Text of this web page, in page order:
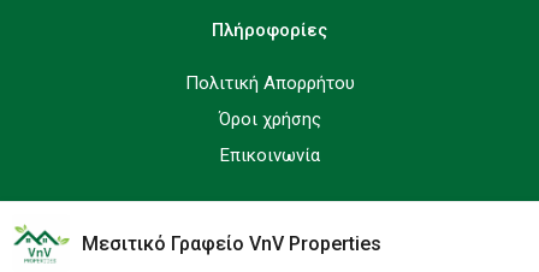
Πλήροφορίες
Πολιτική Απορρήτου
Όροι χρήσης
Επικοινωνία
Μεσιτικό Γραφείο VnV Properties